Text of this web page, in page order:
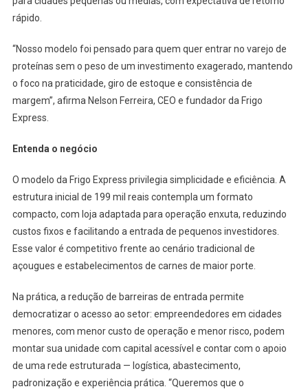
rápido.
“Nosso modelo foi pensado para quem quer entrar no varejo de
proteínas sem o peso de um investimento exagerado, mantendo
o foco na praticidade, giro de estoque e consistência de
margem”, afirma Nelson Ferreira, CEO e fundador da Frigo
Express.
Entenda o negócio
O modelo da Frigo Express privilegia simplicidade e eficiência. A
estrutura inicial de 199 mil reais contempla um formato
compacto, com loja adaptada para operação enxuta, reduzindo
custos fixos e facilitando a entrada de pequenos investidores.
Esse valor é competitivo frente ao cenário tradicional de
açougues e estabelecimentos de carnes de maior porte.
Na prática, a redução de barreiras de entrada permite
democratizar o acesso ao setor: empreendedores em cidades
menores, com menor custo de operação e menor risco, podem
montar sua unidade com capital acessível e contar com o apoio
de uma rede estruturada — logística, abastecimento,
padronização e experiência prática. “Queremos que o